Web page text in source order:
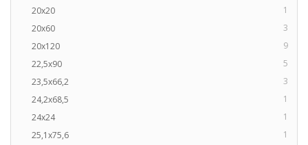
20x20
1
20x60
3
20x120
9
22,5x90
5
23,5x66,2
3
24,2x68,5
1
24x24
1
25,1x75,6
1